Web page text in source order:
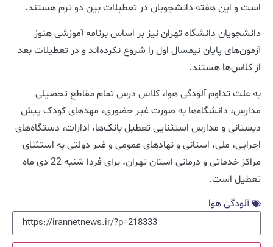
است و این هفته دانشجویان در تعطیلات بین دو ترم هستند.
دانشجویان دانشگاه تهران نیز بر اساس برنامه آموزشی هنوز
آزمون‌های پایان نیمسال اول را شروع نکرده‌اند و در تعطیلات بعد
از کلاس‌ها هستند.
به علت تداوم آلودگی هوا، کلاس درس تمام مقاطع تحصیلی
مدارس، دانشگاه‌ها به صورت غیر حضوری، مهدهای کودک پیش
دبستانی و مدارس استثنایی تعطیل بانک‌ها، ادارات، دستگاه‌های
اجرایی، ملی، استانی و نهادهای عمومی و غیر دولتی به استثنای
مراکز خدماتی و درمانی استان تهران، برای فردا شنبه 22 دی ماه
تعطیل است.
آلودگی هوا